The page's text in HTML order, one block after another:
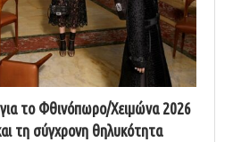
το Φθινόπωρο/Χειμώνα 2026
τη σύγχρονη θηλυκότητα